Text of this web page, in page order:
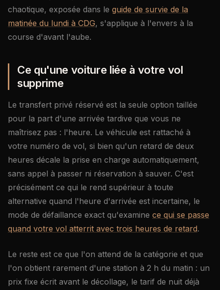
chaotique, exposée dans le guide de survie de la
matinée du lundi à CDG, s'applique à l'envers à la
course d'avant l'aube.
Ce qu'une voiture liée à votre vol
supprime
Le transfert privé réservé est la seule option taillée
pour la part d'une arrivée tardive que vous ne
maîtrisez pas : l'heure. Le véhicule est rattaché à
votre numéro de vol, si bien qu'un retard de deux
heures décale la prise en charge automatiquement,
sans appel à passer ni réservation à sauver. C'est
précisément ce qui le rend supérieur à toute
alternative quand l'heure d'arrivée est incertaine, le
mode de défaillance exact qu'examine ce qui se passe
quand votre vol atterrit avec trois heures de retard.
Le reste est ce que l'on attend de la catégorie et que
l'on obtient rarement d'une station à 2 h du matin : un
prix fixe écrit avant le décollage, le tarif de nuit déjà